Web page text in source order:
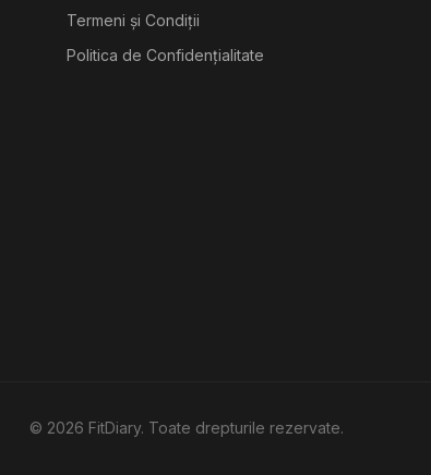
Termeni și Condiții
Politica de Confidențialitate
© 2026 FitDiary. Toate drepturile rezervate.